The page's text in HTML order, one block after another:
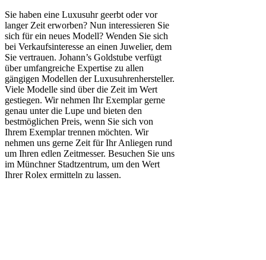
Sie haben eine Luxusuhr geerbt oder vor
langer Zeit erworben? Nun interessieren Sie
sich für ein neues Modell? Wenden Sie sich
bei Verkaufsinteresse an einen Juwelier, dem
Sie vertrauen. Johann’s Goldstube verfügt
über umfangreiche Expertise zu allen
gängigen Modellen der Luxusuhrenhersteller.
Viele Modelle sind über die Zeit im Wert
gestiegen. Wir nehmen Ihr Exemplar gerne
genau unter die Lupe und bieten den
bestmöglichen Preis, wenn Sie sich von
Ihrem Exemplar trennen möchten. Wir
nehmen uns gerne Zeit für Ihr Anliegen rund
um Ihren edlen Zeitmesser. Besuchen Sie uns
im Münchner Stadtzentrum, um den Wert
Ihrer Rolex ermitteln zu lassen.